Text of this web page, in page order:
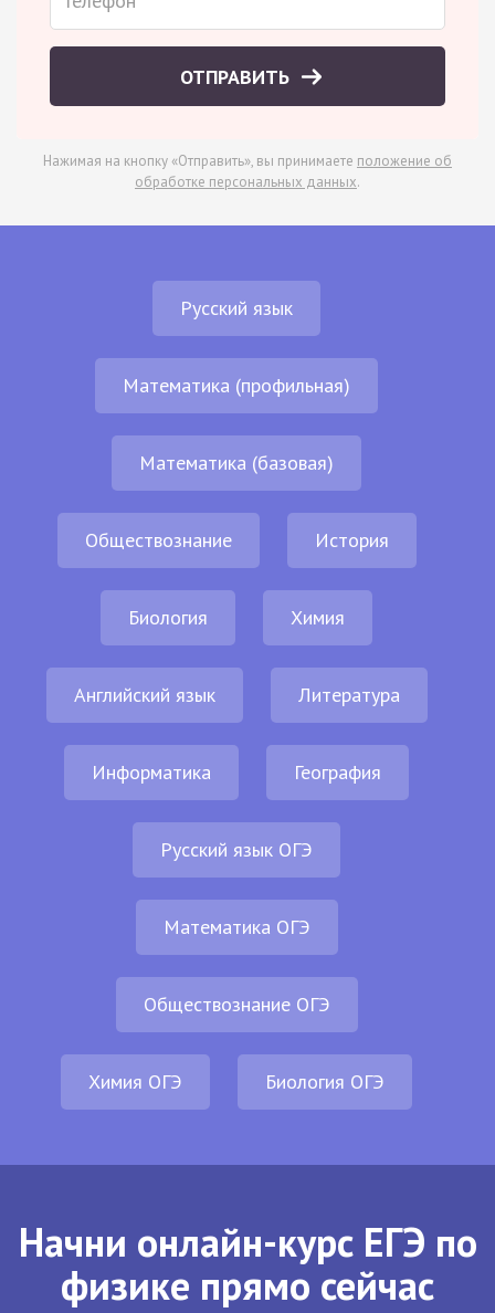
ОТПРАВИТЬ
Нажимая на кнопку «Отправить», вы принимаете положение об
обработке персональных данных.
Русский язык
Математика (профильная)
Математика (базовая)
Обществознание История
Биология Химия
Английский язык Литература
Информатика География
Русский язык ОГЭ
Математика ОГЭ
Обществознание ОГЭ
Химия ОГЭ Биология ОГЭ
Начни онлайн-курс ЕГЭ по
физике прямо сейчас